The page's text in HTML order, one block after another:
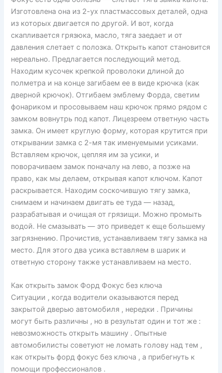
Изготовлена она из 2-ух пластмассовых деталей, одна
из которых двигается по другой. И вот, когда
скапливается грязюка, масло, тяга заедает и от
давления слетает с полозка. Открыть капот становится
нереально. Предлагается последующий метод.
Находим кусочек крепкой проволоки длиной до
полметра и на конце загибаем ее в виде крючка (как
дверной крючок). Отгибаем эмблему Форда, светим
фонариком и просовываем наш крючок прямо рядом с
замком вовнутрь под капот. Лицезреем ответную часть
замка. Он имеет круглую форму, которая крутится при
открывании замка с 2-мя так именуемыми усиками.
Вставляем крючок, цепляя им за усики, и
поворачиваем замок поначалу на лево, а позже на
право, как мы делаем, открывая капот ключом. Капот
раскрывается. Находим соскочившую тягу замка,
снимаем и начинаем двигать ее туда — назад,
разрабатывая и очищая от грязищи. Можно промыть
водой. Не смазывать — это приведет к еще большему
загрязнению. Прочистив, устанавливаем тягу замка на
место. Для этого два усика вставляем в шарик и
ответную сторону также устанавливаем на место.
Как открыть замок Форд Фокус без ключа
Ситуации , когда водители оказываются перед
закрытой дверью автомобиля , нередки . Причины
могут быть различны , но в результат один и тот же :
невозможность открыть машину . Опытные
автомобилисты советуют не ломать голову над тем ,
как открыть форд фокус без ключа , а прибегнуть к
помощи профессионалов .